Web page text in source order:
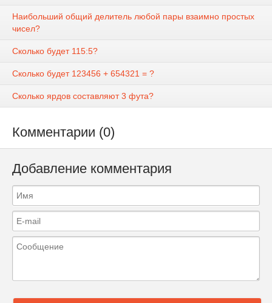
Наибольший общий делитель любой пары взаимно простых
чисел?
Сколько будет 115:5?
Сколько будет 123456 + 654321 = ?
Сколько ярдов составляют 3 фута?
Комментарии (0)
Добавление комментария